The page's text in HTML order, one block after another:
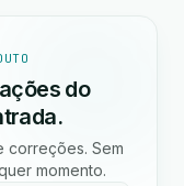
do
correções. Sem
momento.